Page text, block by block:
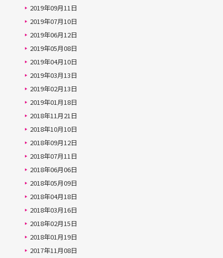
2019年09月11日
2019年07月10日
2019年06月12日
2019年05月08日
2019年04月10日
2019年03月13日
2019年02月13日
2019年01月18日
2018年11月21日
2018年10月10日
2018年09月12日
2018年07月11日
2018年06月06日
2018年05月09日
2018年04月18日
2018年03月16日
2018年02月15日
2018年01月19日
2017年11月08日